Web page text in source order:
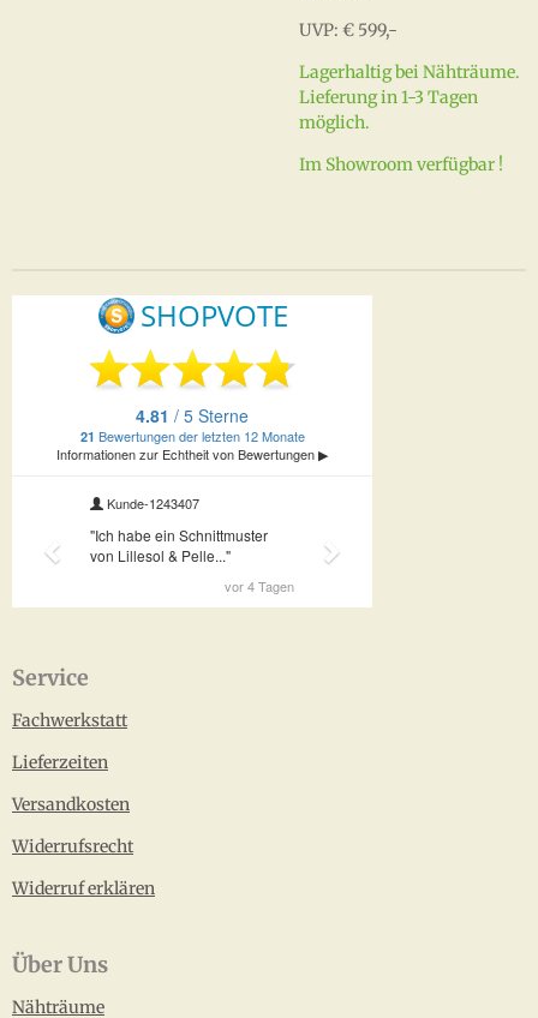
UVP: € 599,-
Lagerhaltig bei Nähträume.
Lieferung in 1-3 Tagen
möglich.
Im Showroom verfügbar !
Service
Fachwerkstatt
Lieferzeiten
Versandkosten
Widerrufsrecht
Widerruf erklären
Über Uns
Nähträume